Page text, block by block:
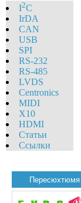
I2C
IrDA
CAN
USB
SPI
RS-232
RS-485
LVDS
Centronics
MIDI
X10
HDMI
Статьи
Ссылки
Пересюхтюмя